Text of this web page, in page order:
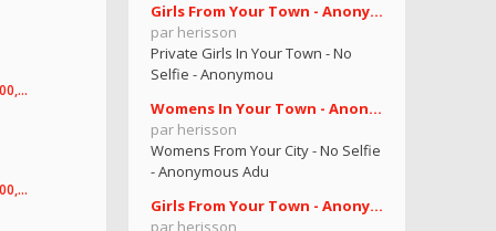
Girls From Your Town - Anonymous Casual Dating - N
par herisson
Private Girls In Your Town - No
Selfie - Anonymou
Womens In Your Town - Anonymous Sex Dating - No Se
par herisson
Womens From Your City - No Selfie
- Anonymous Adu
Girls From Your Town - Anonymous Adult Dating - No
par herisson